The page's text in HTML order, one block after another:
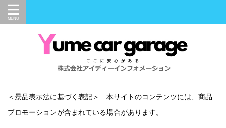
＜景品表示法に基づく表記＞ 本サイトのコンテンツには、商品
プロモーションが含まれている場合があります。